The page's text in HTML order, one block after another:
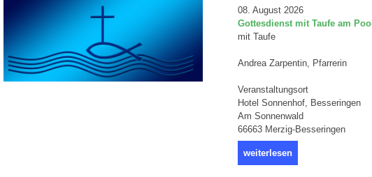
08. August 2026
Gottesdienst mit Taufe am Pool
mit Taufe
Andrea Zarpentin, Pfarrerin
Veranstaltungsort
Hotel Sonnenhof, Besseringen
Am Sonnenwald
66663 Merzig-Besseringen
weiterlesen